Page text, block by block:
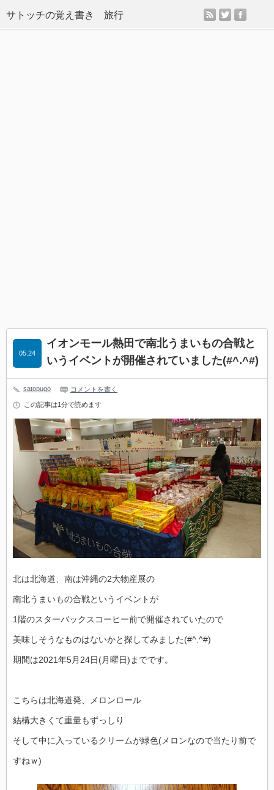
サトッチの覚え書き 旅行 rss twitter
イオンモール熱田で南北うまいもの合戦と
いうイベントが開催されていました(#^.^#)
05.24
satopugo コメントを書く
この記事は1分で読めます
北は北海道、南は沖縄の2大物産展の
南北うまいもの合戦というイベントが
1階のスターバックスコーヒー前で開催されていたので
美味しそうなものはないかと探してみました(#^.^#)
期間は2021年5月24日(月曜日)までです。
こちらは北海道発、メロンロール
結構大きくて重量もずっしり
そして中に入っているクリームが緑色(メロンなので当たり前で
すねｗ)